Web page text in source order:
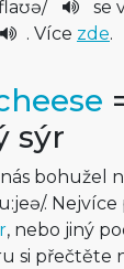
/
se
. Více zde.
sýr
bohužel
/.
, nebo jiný
si přečtěte